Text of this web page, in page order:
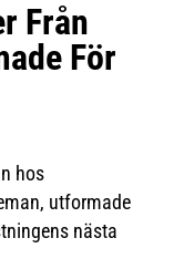
Från
För
hos
utformade
nästa